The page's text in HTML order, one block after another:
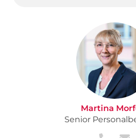
Martina
Senior